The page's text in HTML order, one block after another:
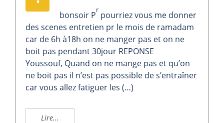
bonsoir Pr pourriez vous me donner
des scenes entretien pr le mois de ramadam
car de 6h à18h on ne manger pas et on ne
boit pas pendant 30jour REPONSE
Youssouf, Quand on ne mange pas et qu’on
ne boit pas il n’est pas possible de s’entraîner
car vous allez fatiguer les (…)
Lire...